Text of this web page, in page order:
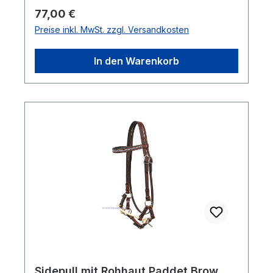
Regulärer Preis:
77,00 €
Preise inkl. MwSt. zzgl. Versandkosten
In den Warenkorb